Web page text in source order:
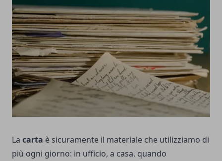
La carta è sicuramente il materiale che utilizziamo di
più ogni giorno: in ufficio, a casa, quando